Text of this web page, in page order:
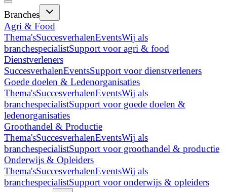
Branches
Agri & Food
Thema'sSuccesverhalenEventsWij als
branchespecialistSupport voor agri & food
Dienstverleners
SuccesverhalenEventsSupport voor dienstverleners
Goede doelen & Ledenorganisaties
Thema'sSuccesverhalenEventsWij als
branchespecialistSupport voor goede doelen &
ledenorganisaties
Groothandel & Productie
Thema'sSuccesverhalenEventsWij als
branchespecialistSupport voor groothandel & productie
Onderwijs & Opleiders
Thema'sSuccesverhalenEventsWij als
branchespecialistSupport voor onderwijs & opleiders